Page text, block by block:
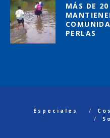
MÁS DE
PERLAS
Especiales